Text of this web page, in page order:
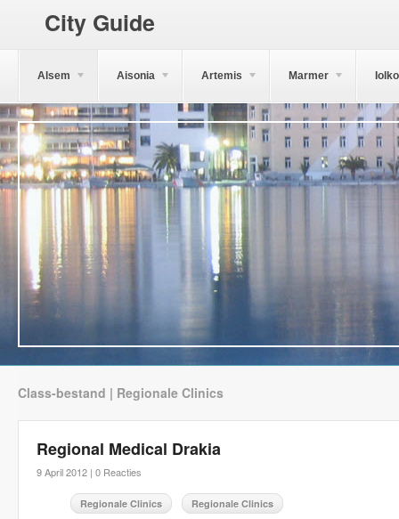
City Guide
Alsem Aisonia Artemis Marmer
Class-bestand | Regionale Clinics
Regional Medical Drakia
9 April 2012 | 0 Reacties
Regionale Clinics Regionale Clinics